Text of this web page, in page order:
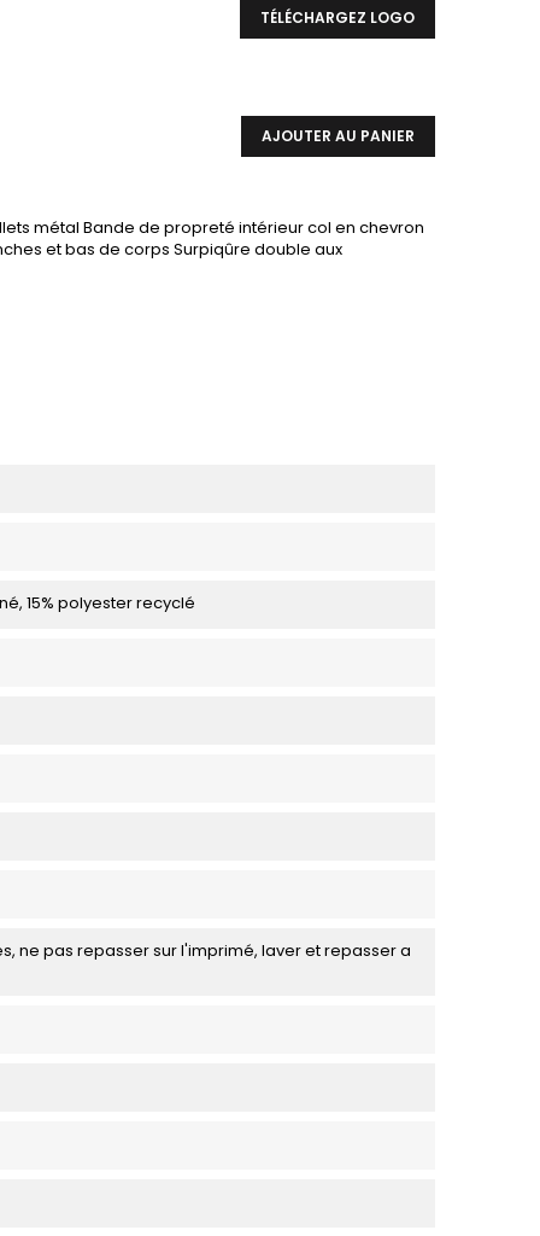
TÉLÉCHARGEZ LOGO
AJOUTER AU PANIER
métal Bande de propreté intérieur col en chevron
et bas de corps Surpiqûre double aux
15% polyester recyclé
ne pas repasser sur l'imprimé, laver et repasser a